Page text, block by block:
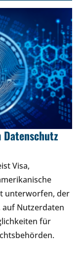
Visa,
unterworfen, der
Nutzerdaten
für